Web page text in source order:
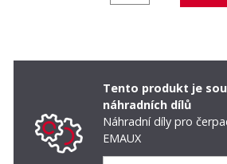
Tento produkt je
náhradních dílů
Náhradní díly pro
EMAUX